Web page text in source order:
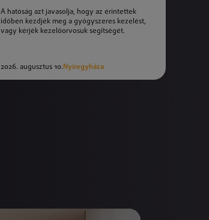
A hatóság azt javasolja, hogy az érintettek
időben kezdjék meg a gyógyszeres kezelést,
vagy kérjék kezelőorvosuk segítségét.
2026. augusztus 10. Nyíregyháza